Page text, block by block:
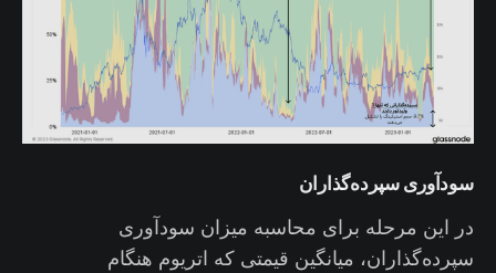
سودآوری سپرده‌گذاران
در این مرحله برای محاسبه میزان سودآوری
سپرده‌گذاران، میانگین قیمتی که اتریوم هنگام